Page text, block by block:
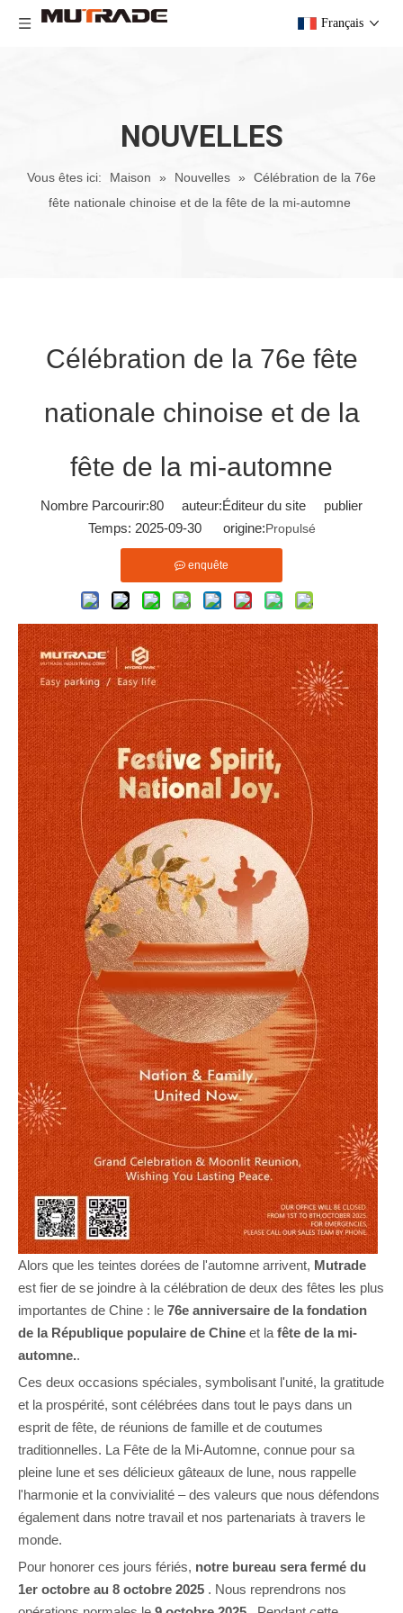
Français
NOUVELLES
Vous êtes ici: Maison » Nouvelles »
Célébration de la 76e
fête nationale chinoise et de la fête de la mi-automne
Célébration de la 76e fête
nationale chinoise et de la
fête de la mi-automne
Nombre Parcourir:80 auteur:Éditeur du site publier
Temps: 2025-09-30 origine:Propulsé
enquête
Alors que les teintes dorées de l'automne arrivent, Mutrade
est fier de se joindre à la célébration de deux des fêtes les plus
importantes de Chine : le 76e anniversaire de la fondation
de la République populaire de Chine et la fête de la mi-
automne..
Ces deux occasions spéciales, symbolisant l'unité, la gratitude
et la prospérité, sont célébrées dans tout le pays dans un
esprit de fête, de réunions de famille et de coutumes
traditionnelles. La Fête de la Mi-Automne, connue pour sa
pleine lune et ses délicieux gâteaux de lune, nous rappelle
l'harmonie et la convivialité – des valeurs que nous défendons
également dans notre travail et nos partenariats à travers le
monde.
Pour honorer ces jours fériés, notre bureau sera fermé du
1er octobre au 8 octobre 2025 . Nous reprendrons nos